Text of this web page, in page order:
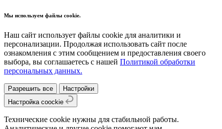
Мы используем файлы cookie.
Наш сайт использует файлы cookie для аналитики и
персонализации. Продолжая использовать сайт после
ознакомления с этим сообщением и предоставления своего
выбора, вы соглашаетесь с нашей Политикой обработки
персональных данных.
Разрешить все
Настройки
Настройка coockie
Технические cookie нужны для стабильной работы.